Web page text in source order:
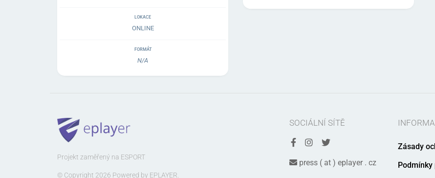
LOKACE
ONLINE
FORMÁT
N/A
SOCIÁLNÍ SÍTĚ
press ( at ) eplayer . cz
Zásady
Podmínky
Projekt zaměřený na ESPORT
© Copyright 2026 Powered by EPLAYER.